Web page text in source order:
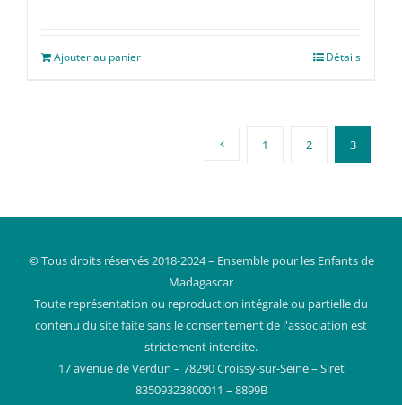
Ajouter au panier Détails
1 2 3
© Tous droits réservés 2018-2024 – Ensemble pour les Enfants de
Madagascar
Toute représentation ou reproduction intégrale ou partielle du
contenu du site faite sans le consentement de l'association est
strictement interdite.
17 avenue de Verdun – 78290 Croissy-sur-Seine – Siret
83509323800011 – 8899B